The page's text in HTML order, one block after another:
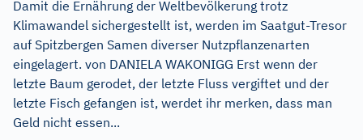
Damit die Ernährung der Weltbevölkerung trotz
Klimawandel sichergestellt ist, werden im Saatgut-Tresor
auf Spitzbergen Samen diverser Nutzpflanzenarten
eingelagert. von DANIELA WAKONIGG Erst wenn der
letzte Baum gerodet, der letzte Fluss vergiftet und der
letzte Fisch gefangen ist, werdet ihr merken, dass man
Geld nicht essen...